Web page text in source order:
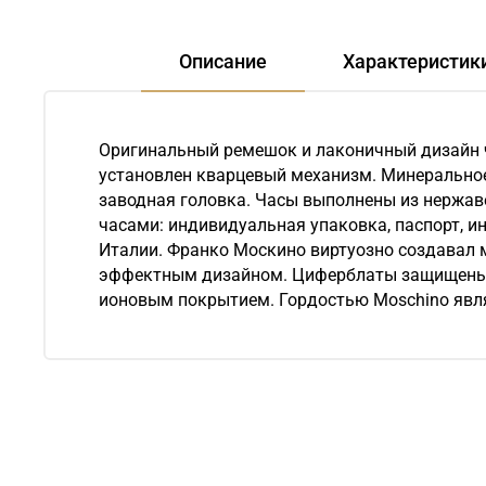
Описание
Оригинальный ремешок и лаконичный дизайн
установлен кварцевый механизм.
заводная головка. Часы выполнены из
часами: индивидуальная упаковка, паспорт,
Италии. Франко Москино виртуозно
эффектным дизайном. Циферблаты защищены
ионовым покрытием. Гордостью Moschino